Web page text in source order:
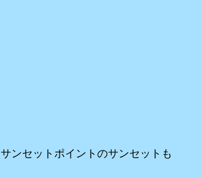
サンセットポイントのサンセットも